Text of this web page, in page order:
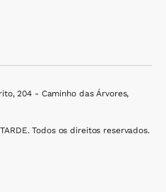
204 - Caminho das Árvores,
Todos os direitos reservados.